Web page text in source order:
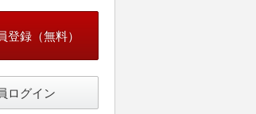
登録（無料）
ログイン